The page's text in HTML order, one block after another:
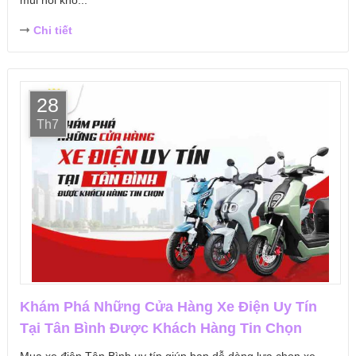
Chi tiết
28
Th7
Khám Phá Những Cửa Hàng Xe Điện Uy Tín
Tại Tân Bình Được Khách Hàng Tin Chọn